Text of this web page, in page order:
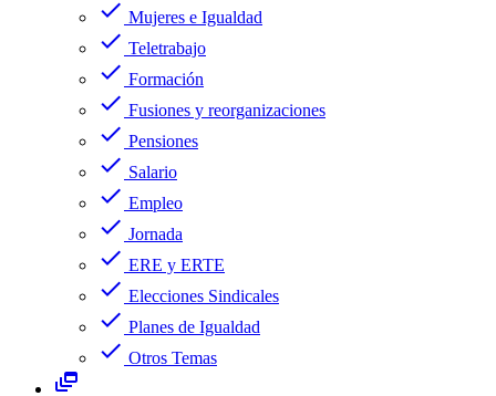
check Mujeres e Igualdad
check Teletrabajo
check Formación
check Fusiones y reorganizaciones
check Pensiones
check Salario
check Empleo
check Jornada
check ERE y ERTE
check Elecciones Sindicales
check Planes de Igualdad
check Otros Temas
dynamic_feed